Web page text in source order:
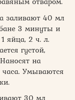
заливают 40 мл
3 минуты и
яйца, 2 ч. л.
густой,
на
часа. Умываются